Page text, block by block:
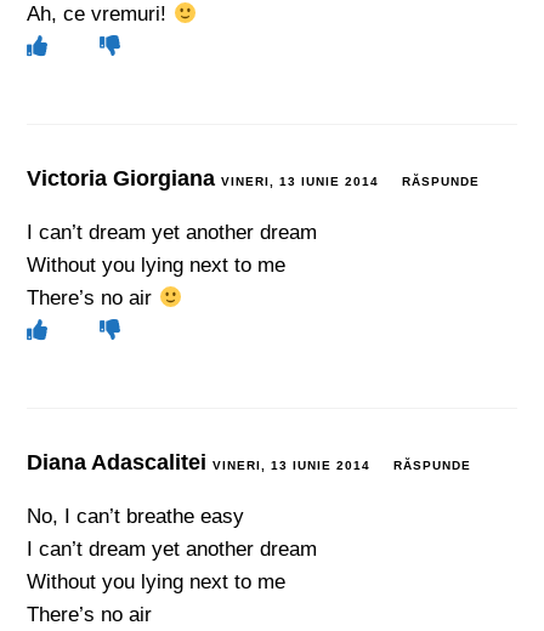
Ah, ce vremuri!
Victoria GiorgianaVINERI, 13 IUNIE 2014 RĂSPUNDE
I can’t dream yet another dream
Without you lying next to me
There’s no air
Diana AdascaliteiVINERI, 13 IUNIE 2014 RĂSPUNDE
No, I can’t breathe easy
I can’t dream yet another dream
Without you lying next to me
There’s no air